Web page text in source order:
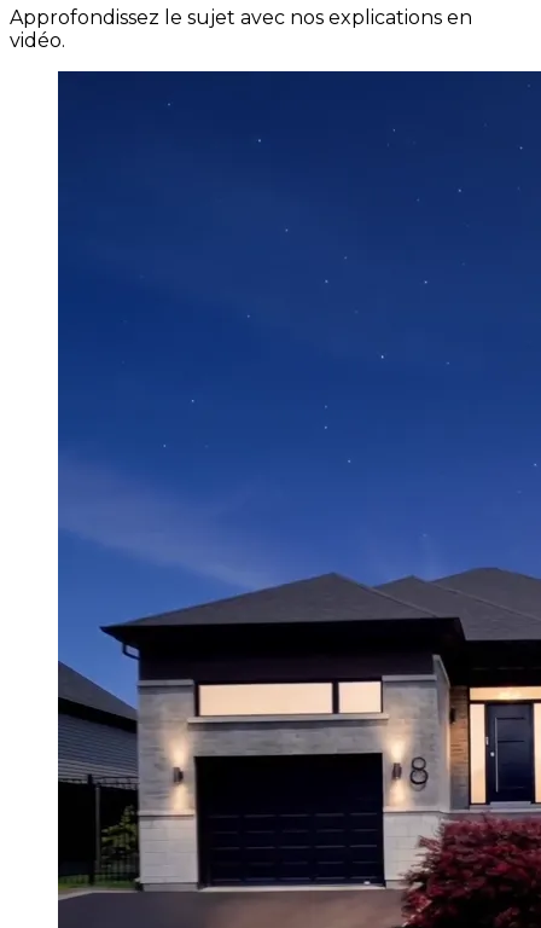
Approfondissez le sujet avec nos explications en
vidéo.